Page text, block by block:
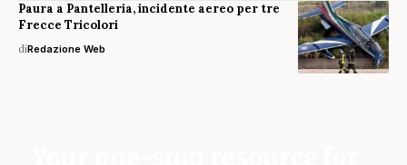
Paura a Pantelleria, incidente aereo per tre
Frecce Tricolori
diRedazione Web